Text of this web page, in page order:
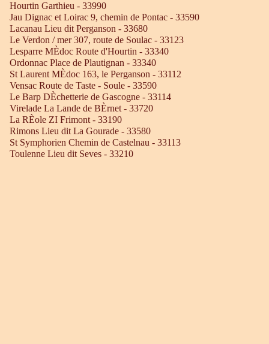
Hourtin Garthieu - 33990
Jau Dignac et Loirac 9, chemin de Pontac - 33590
Lacanau Lieu dit Perganson - 33680
Le Verdon / mer 307, route de Soulac - 33123
Lesparre MÈdoc Route d'Hourtin - 33340
Ordonnac Place de Plautignan - 33340
St Laurent MÈdoc 163, le Perganson - 33112
Vensac Route de Taste - Soule - 33590
Le Barp DÈchetterie de Gascogne - 33114
Virelade La Lande de BÈrnet - 33720
La RÈole ZI Frimont - 33190
Rimons Lieu dit La Gourade - 33580
St Symphorien Chemin de Castelnau - 33113
Toulenne Lieu dit Seves - 33210